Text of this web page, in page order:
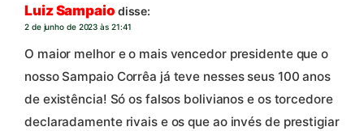
Luiz Sampaio disse:
2 de junho de 2023 às 21:41
O maior melhor e o mais vencedor presidente que o
nosso Sampaio Corrêa já teve nesses seus 100 anos
de existência! Só os falsos bolivianos e os torcedore
declaradamente rivais e os que ao invés de prestigiar